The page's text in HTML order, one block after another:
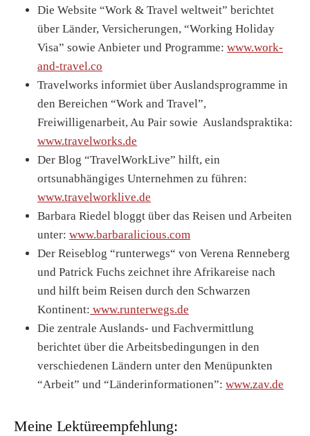
Die Website “Work & Travel weltweit” berichtet
über Länder, Versicherungen, “Working Holiday
Visa” sowie Anbieter und Programme: www.work-
and-travel.co
Travelworks informiet über Auslandsprogramme in
den Bereichen “Work and Travel”,
Freiwilligenarbeit, Au Pair sowie Auslandspraktika:
www.travelworks.de
Der Blog “TravelWorkLive” hilft, ein
ortsunabhängiges Unternehmen zu führen:
www.travelworklive.de
Barbara Riedel bloggt über das Reisen und Arbeiten
unter: www.barbaralicious.com
Der Reiseblog “runterwegs“ von Verena Renneberg
und Patrick Fuchs zeichnet ihre Afrikareise nach
und hilft beim Reisen durch den Schwarzen
Kontinent: www.runterwegs.de
Die zentrale Auslands- und Fachvermittlung
berichtet über die Arbeitsbedingungen in den
verschiedenen Ländern unter den Menüpunkten
“Arbeit” und “Länderinformationen”: www.zav.de
Meine Lektüreempfehlung: